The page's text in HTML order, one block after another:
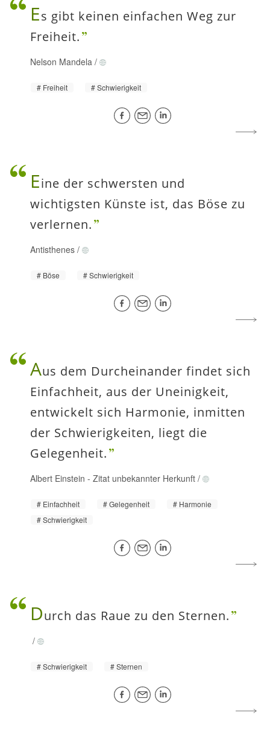
Es gibt keinen einfachen Weg zur
Freiheit.
Nelson Mandela /
Freiheit Schwierigkeit
Eine der schwersten und
wichtigsten Künste ist, das Böse zu
verlernen.
Antisthenes /
Böse Schwierigkeit
Aus dem Durcheinander findet sich
Einfachheit, aus der Uneinigkeit,
entwickelt sich Harmonie, inmitten
der Schwierigkeiten, liegt die
Gelegenheit.
Albert Einstein - Zitat unbekannter Herkunft /
Einfachheit Gelegenheit
Harmonie
Schwierigkeit
Durch das Raue zu den Sternen.
/
Schwierigkeit Sternen